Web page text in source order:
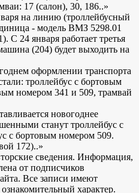
17 (салон), 30, 186..»
на линию (троллейбусный
- модель ВМЗ 5298.01
С 24 января работает третья
(204) будет выходить на
оформлении транспорта
троллейбус с бортовым
номером 341 и 509, трамвай
новогоднее
станут троллейбус с
с бортовым номером 509.
172)..»
сведения. Информация,
от подписчиков
Все записи имеют
характер.